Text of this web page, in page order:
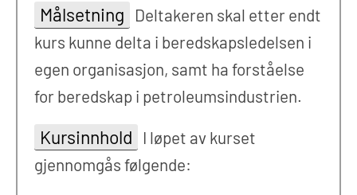
Målsetning
Deltakeren skal etter endt
kurs kunne delta i beredskapsledelsen i
egen organisasjon, samt ha forståelse
for beredskap i petroleumsindustrien.
Kursinnhold
I løpet av kurset
gjennomgås følgende: